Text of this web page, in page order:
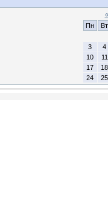
«
Пн
Вт
3
4
10
11
17
18
24
25